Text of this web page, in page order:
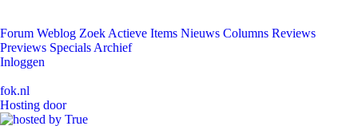
Forum Weblog Zoek Actieve Items Nieuws Columns Reviews
Previews Specials Archief
Inloggen
fok.nl
Hosting door